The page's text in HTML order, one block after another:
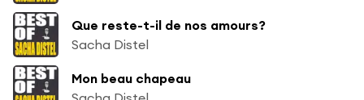
Que reste-t-il de nos amours?
Sacha Distel
Mon beau chapeau